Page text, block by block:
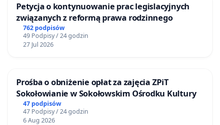
Petycja o kontynuowanie prac legislacyjnych
związanych z reformą prawa rodzinnego
762 podpisów
49 Podpisy / 24 godzin
27 Jul 2026
Prośba o obniżenie opłat za zajęcia ZPiT
Sokołowianie w Sokołowskim Ośrodku Kultury
47 podpisów
47 Podpisy / 24 godzin
6 Aug 2026